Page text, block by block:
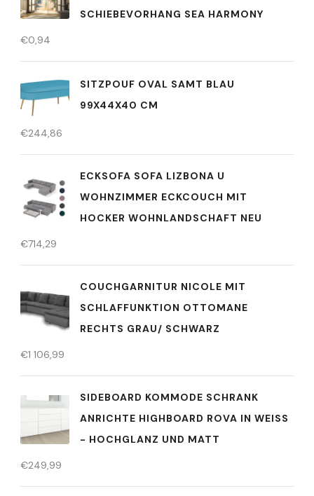
SCHIEBEVORHANG SEA HARMONY
€0,94
SITZPOUF OVAL SAMT BLAU
99X44X40 CM
€244,86
ECKSOFA SOFA LIZBONA U
WOHNZIMMER ECKCOUCH MIT
HOCKER WOHNLANDSCHAFT NEU
€714,29
COUCHGARNITUR NICOLE MIT
SCHLAFFUNKTION OTTOMANE
RECHTS GRAU/ SCHWARZ
€1 106,99
SIDEBOARD KOMMODE SCHRANK
ANRICHTE HIGHBOARD ROVA IN WEISS -
HOCHGLANZ UND MATT
€249,99